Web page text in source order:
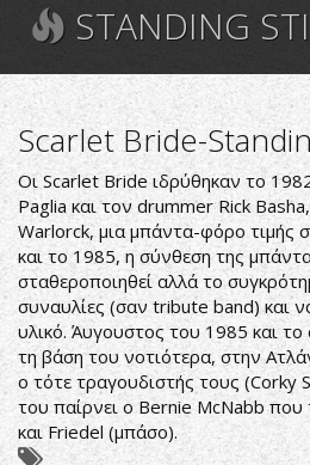
STANDING
Scarlet Bride-
Οι Scarlet Bride ιδρύθηκαν το
Paglia και τον drummer Rick
Warlorck, μια μπάντα-φόρο τιμής
και το 1985, η σύνθεση της
σταθεροποιηθεί αλλά το
συναυλίες (σαν tribute band) και
υλικό. Άυγουστος του 1985 και το
τη βάση του νοτιότερα, στην
ο τότε τραγουδιστής τους (Corky
του παίρνει ο Bernie McNabb που
και Friedel (μπάσο).